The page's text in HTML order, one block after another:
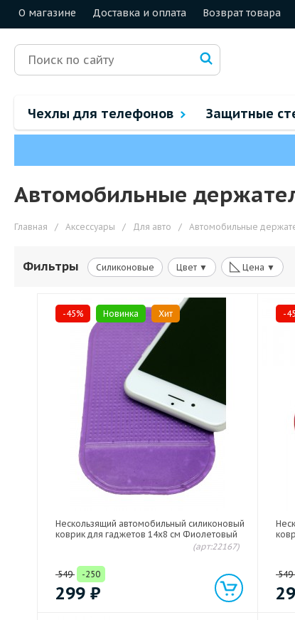
О магазине Доставка и оплата Возврат товара
Чехлы для телефонов Защитные
Автомобильные
Главная / Аксессуары / Для авто / Автомобильные
Фильтры Силиконовые Цвет ▼ ◺ Цена ▼
-45% Новинка Хит
Нескользящий автомобильный силиконовый
коврик для гаджетов 14х8 см Фиолетовый
(арт:22167)
549 -250
299 ₽
-
549